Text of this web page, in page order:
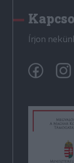
Írjon